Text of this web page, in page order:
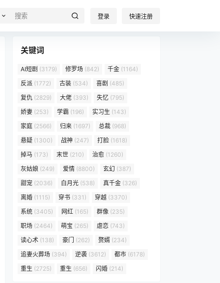
登录 快速注册
关键词
AI短剧 (3179) 修罗场 (842) 千金 (1164)
反派 (1772) 古装 (534) 喜剧 (485)
复仇 (2829) 大佬 (393) 失忆 (795)
娇妻 (253) 学霸 (196) 实习生 (143)
家庭 (2566) 归来 (1697) 总裁 (968)
悬疑 (1300) 战神 (247) 打脸 (1618)
掉马 (173) 末世 (210) 治愈 (1260)
灰姑娘 (249) 爱情 (8800) 玄幻 (387)
甜宠 (2036) 白月光 (538) 真千金 (326)
离婚 (1115) 穿书 (331) 穿越 (3370)
系统 (3405) 网红 (165) 群像 (235)
职场 (2464) 萌宝 (265) 虐恋 (743)
读心术 (138) 豪门 (262) 赘婿 (234)
追妻火葬场 (394) 逆袭 (3612) 都市 (6178)
重生 (2725) 重生 (656) 闪婚 (214)